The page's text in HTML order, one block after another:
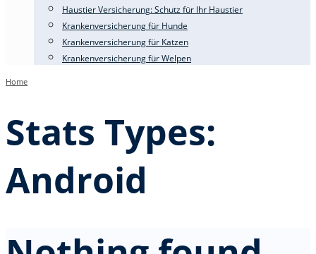
Haustier Versicherung: Schutz für Ihr Haustier
Krankenversicherung für Hunde
Krankenversicherung für Katzen
Krankenversicherung für Welpen
Home
Stats Types:
Android